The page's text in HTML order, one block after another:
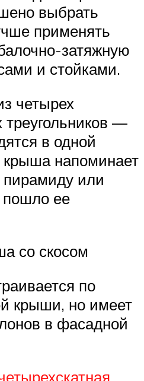
выбрать
применять
затяжную
и стойками.
четырех
—
в одной
крыша напоминает
пирамиду или
пошло ее
со скосом
по
крыши, но имеет
в фасадной